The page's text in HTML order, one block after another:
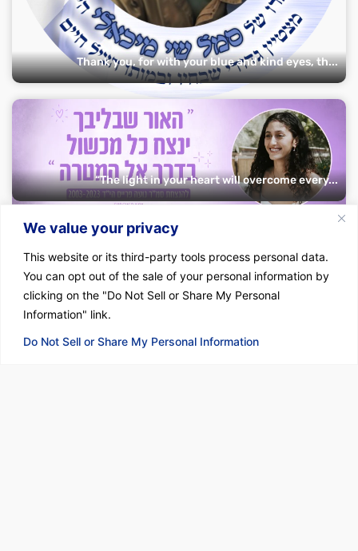
We value your privacy
This website or its third-party tools process personal data.
You can opt out of the sale of your personal information by
clicking on the "Do Not Sell or Share My Personal
Information" link.
Do Not Sell or Share My Personal Information
Thank you, for with your blue and kind eyes, th...
“The light in your heart will overcome every...